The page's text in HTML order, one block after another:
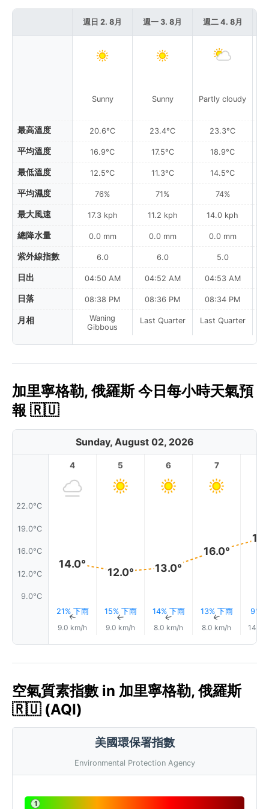
最高溫度
平均溫度
最低溫度
平均濕度
最大風速
總降水量
紫外線指數
日出
日落
月相
週日 2. 8月
Sunny
20.6°C
16.9°C
12.5°C
76%
17.3 kph
0.0 mm
6.0
04:50 AM
08:38 PM
Waning
Gibbous
週一 3. 8月
Sunny
23.4°C
17.5°C
11.3°C
71%
11.2 kph
0.0 mm
6.0
04:52 AM
08:36 PM
Last Quarter
週二 4. 8月
Partly cloudy
23.3°C
18.9°C
14.5°C
74%
14.0 kph
0.0 mm
5.0
04:53 AM
08:34 PM
Last Quarter
加里寧格勒, 俄羅斯 今日每小時天氣預
報 🇷🇺
Sunday, August 02, 2026
22.0°C
19.0°C
16.0°C
12.0°C
9.0°C
4
14.0°
21% 下雨
↑
9.0 km/h
5
12.0°
15% 下雨
↑
9.0 km/h
6
13.0°
14% 下雨
↑
8.0 km/h
7
16.0°
13% 下雨
↑
8.0 km/h
9%
14.0
空氣質素指數 in 加里寧格勒, 俄羅斯
🇷🇺 (AQI)
美國環保署指數
Environmental Protection Agency
1